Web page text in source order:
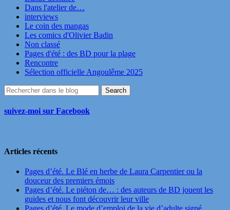
Dans l'atelier de…
interviews
Le coin des mangas
Les comics d'Olivier Badin
Non classé
Pages d'été : des BD pour la plage
Rencontre
Sélection officielle Angoulême 2025
suivez-moi sur Facebook
Articles récents
Pages d’été. Le Blé en herbe de Laura Carpentier ou la
douceur des premiers émois
Pages d’été. Le piéton de… : des auteurs de BD jouent les
guides et nous font découvrir leur ville